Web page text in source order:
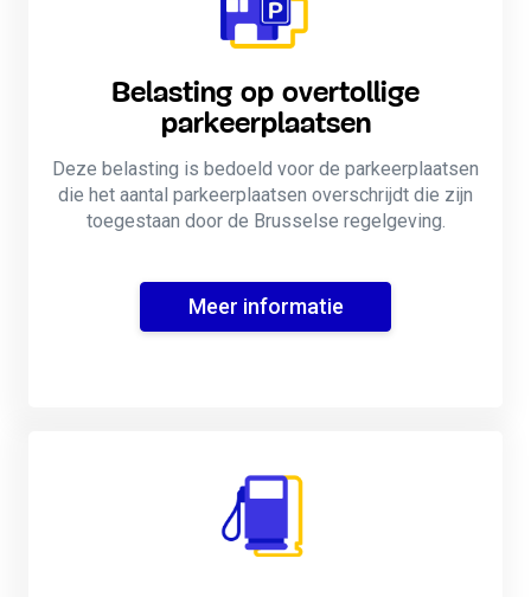
Belasting op overtollige
parkeerplaatsen
Deze belasting is bedoeld voor de parkeerplaatsen
die het aantal parkeerplaatsen overschrijdt die zijn
toegestaan door de Brusselse regelgeving.
Meer informatie